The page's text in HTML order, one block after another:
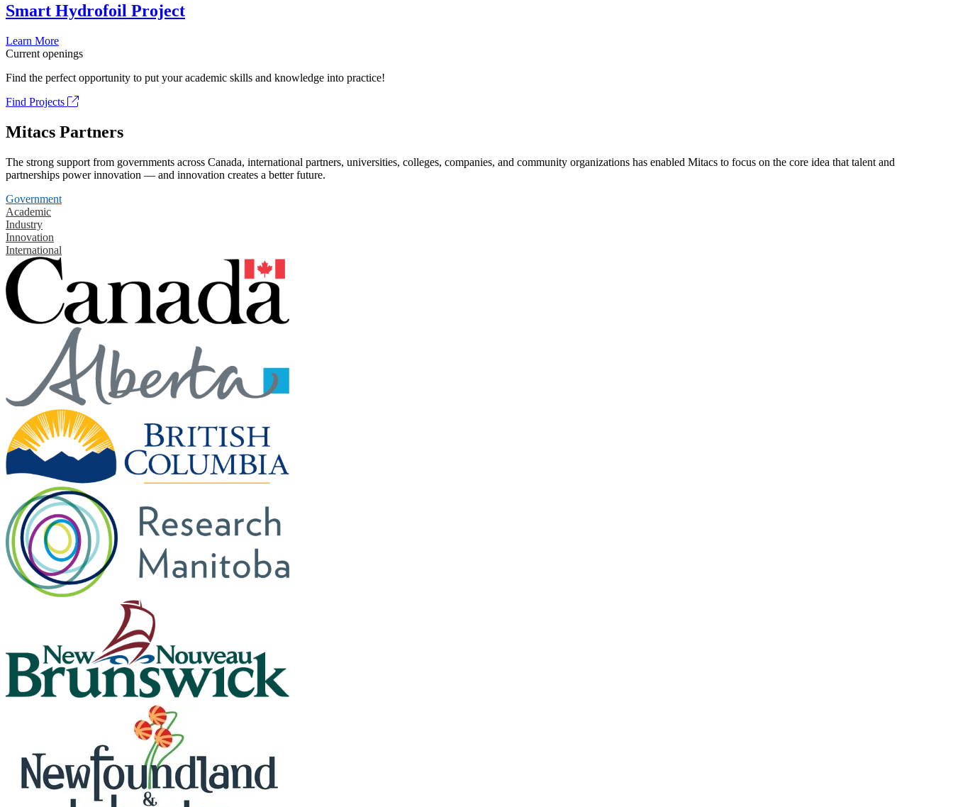
Smart Hydrofoil Project
Learn More
Current openings
Find the perfect opportunity to put your academic skills and knowledge into practice!
Find Projects
Mitacs Partners
The strong support from governments across Canada, international partners, universities, colleges, companies, and community organizations has enabled Mitacs to focus on the core idea that talent and
partnerships power innovation — and innovation creates a better future.
Government
Academic
Industry
Innovation
International